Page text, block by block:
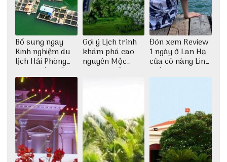
Bổ sung ngay
Kinh nghiệm du
lịch Hải Phòng
2022 mới nhất
Gợi ý Lịch trình
khám phá cao
nguyên Mộc
Châu 2N1Đ cực
Đón xem Review
1 ngày ở Lan Hạ
của cô nàng Linh
Trần